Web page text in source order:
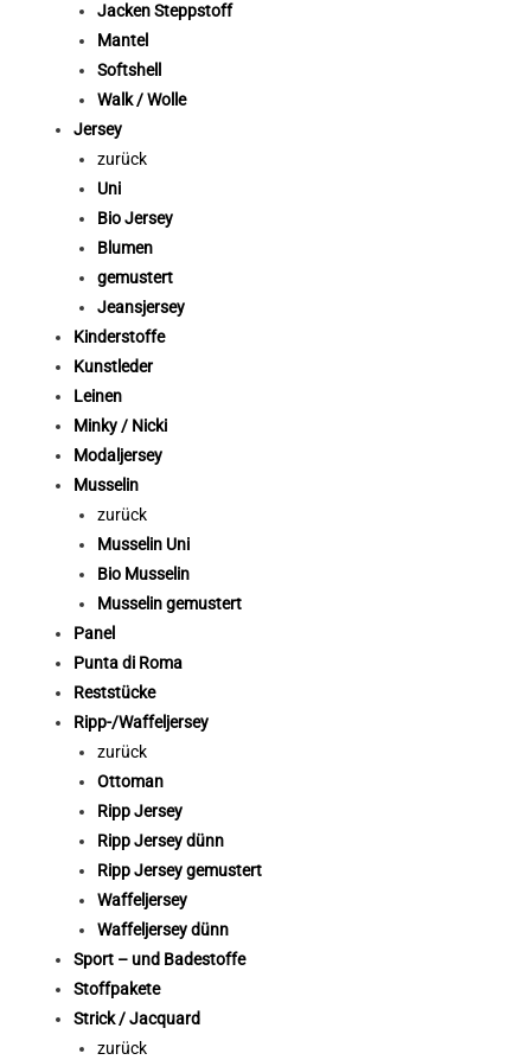
Jacken Steppstoff
Mantel
Softshell
Walk / Wolle
Jersey
zurück
Uni
Bio Jersey
Blumen
gemustert
Jeansjersey
Kinderstoffe
Kunstleder
Leinen
Minky / Nicki
Modaljersey
Musselin
zurück
Musselin Uni
Bio Musselin
Musselin gemustert
Panel
Punta di Roma
Reststücke
Ripp-/Waffeljersey
zurück
Ottoman
Ripp Jersey
Ripp Jersey dünn
Ripp Jersey gemustert
Waffeljersey
Waffeljersey dünn
Sport – und Badestoffe
Stoffpakete
Strick / Jacquard
zurück